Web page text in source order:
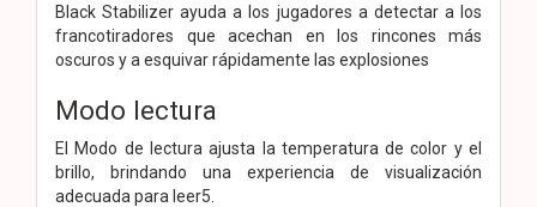
Black Stabilizer ayuda a los jugadores a detectar a los
francotiradores que acechan en los rincones más
oscuros y a esquivar rápidamente las explosiones
Modo lectura
El Modo de lectura ajusta la temperatura de color y el
brillo, brindando una experiencia de visualización
adecuada para leer5.